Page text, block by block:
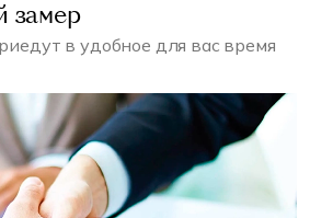
замер
в удобное для вас время